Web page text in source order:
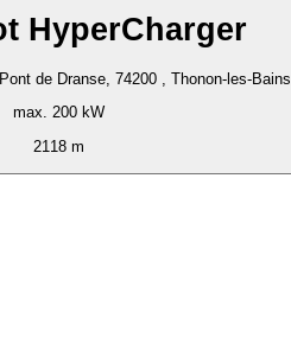
HyperCharger
de Dranse, 74200 , Thonon-les-Bains
max. 200 kW
2118 m